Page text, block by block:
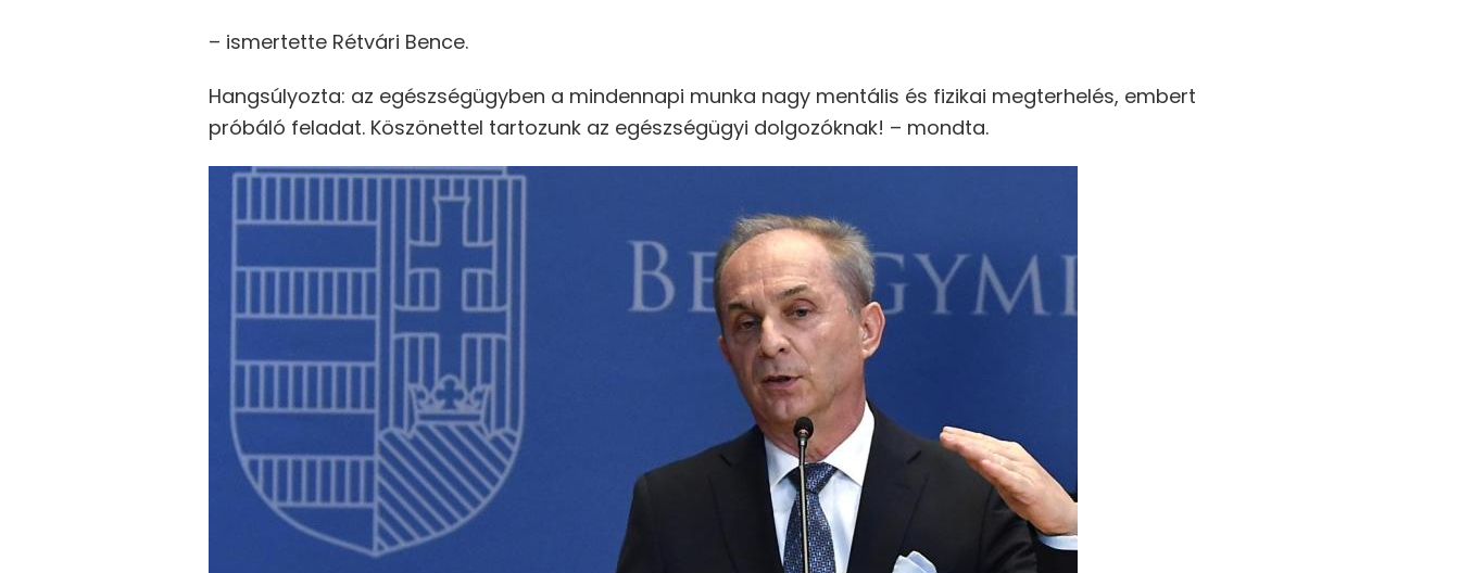
– ismertette Rétvári Bence.
Hangsúlyozta: az egészségügyben a mindennapi munka nagy mentális és fizikai megterhelés, embert
próbáló feladat. Köszönettel tartozunk az egészségügyi dolgozóknak! – mondta.